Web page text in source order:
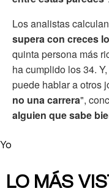
Los analistas
supera con creces
quinta persona más
ha cumplido los 34.
puede hablar a otros
no una carrera",
alguien que sabe
Yo
LO MÁS